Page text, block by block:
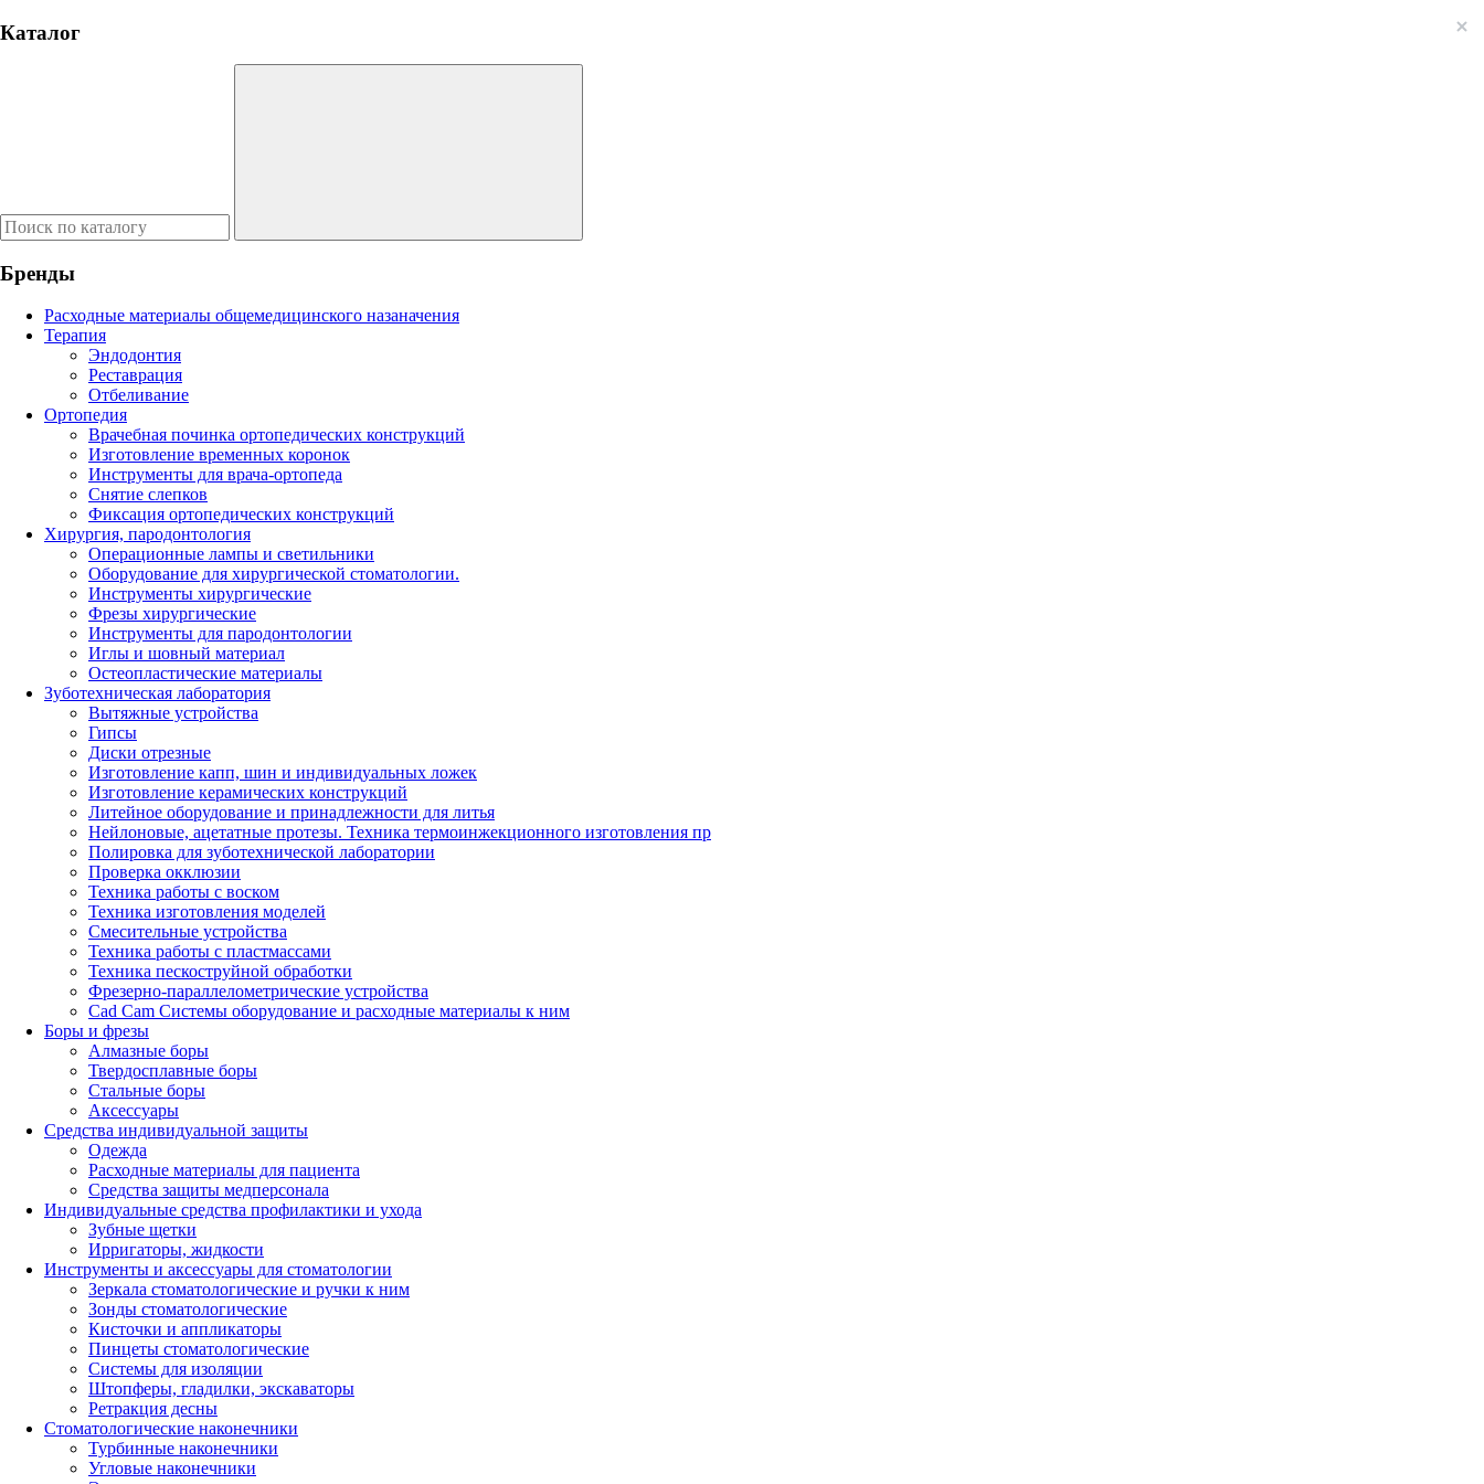
Каталог
Бренды
Расходные материалы общемедицинского назаначения
Терапия
Эндодонтия
Реставрация
Отбеливание
Ортопедия
Врачебная починка ортопедических конструкций
Изготовление временных коронок
Инструменты для врача-ортопеда
Снятие слепков
Фиксация ортопедических конструкций
Хирургия, пародонтология
Операционные лампы и светильники
Оборудование для хирургической стоматологии.
Инструменты хирургические
Фрезы хирургические
Инструменты для пародонтологии
Иглы и шовный материал
Остеопластические материалы
Зуботехническая лаборатория
Вытяжные устройства
Гипсы
Диски отрезные
Изготовление капп, шин и индивидуальных ложек
Изготовление керамических конструкций
Литейное оборудование и принадлежности для литья
Нейлоновые, ацетатные протезы. Техника термоинжекционного изготовления пр
Полировка для зуботехнической лаборатории
Проверка окклюзии
Техника работы с воском
Техника изготовления моделей
Смесительные устройства
Техника работы с пластмассами
Техника пескоструйной обработки
Фрезерно-параллелометрические устройства
Cad Cam Системы оборудование и расходные материалы к ним
Боры и фрезы
Алмазные боры
Твердосплавные боры
Стальные боры
Аксессуары
Средства индивидуальной защиты
Одежда
Расходные материалы для пациента
Средства защиты медперсонала
Индивидуальные средства профилактики и ухода
Зубные щетки
Ирригаторы, жидкости
Инструменты и аксессуары для стоматологии
Зеркала стоматологические и ручки к ним
Зонды стоматологические
Кисточки и аппликаторы
Пинцеты стоматологические
Системы для изоляции
Штопферы, гладилки, экскаваторы
Ретракция десны
Стоматологические наконечники
Турбинные наконечники
Угловые наконечники